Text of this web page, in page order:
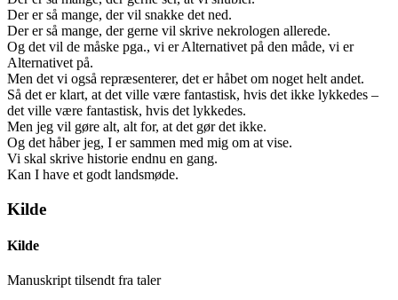
Der er så mange, der vil snakke det ned.
Der er så mange, der gerne vil skrive nekrologen allerede.
Og det vil de måske pga., vi er Alternativet på den måde, vi er
Alternativet på.
Men det vi også repræsenterer, det er håbet om noget helt andet.
Så det er klart, at det ville være fantastisk, hvis det ikke lykkedes –
det ville være fantastisk, hvis det lykkedes.
Men jeg vil gøre alt, alt for, at det gør det ikke.
Og det håber jeg, I er sammen med mig om at vise.
Vi skal skrive historie endnu en gang.
Kan I have et godt landsmøde.
Kilde
Kilde
Manuskript tilsendt fra taler